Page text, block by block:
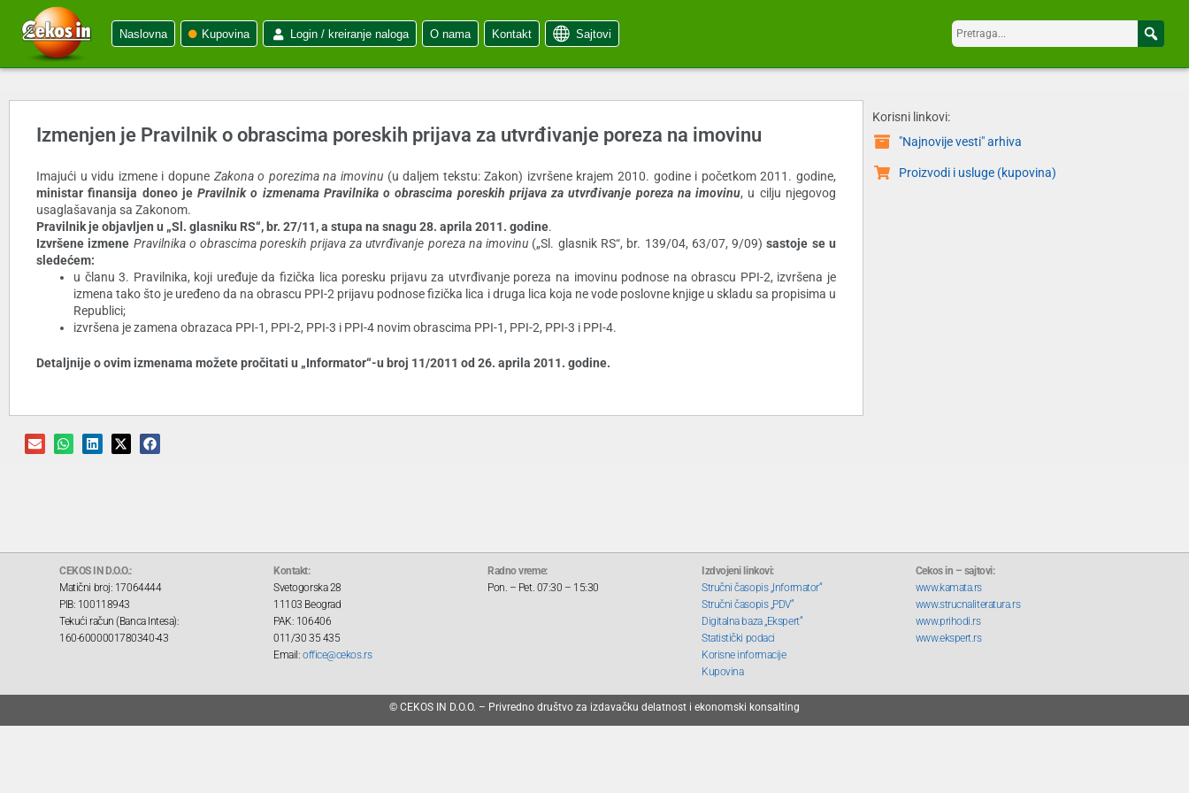
Naslovna Kupovina Login / kreiranje naloga O nama Kontakt Sajtovi
Izmenjen je Pravilnik o obrascima poreskih prijava za utvrđivanje poreza na imovinu
Imajući u vidu izmene i dopune Zakona o porezima na imovinu(u daljem tekstu: Zakon) izvršene krajem 2010. godine i početkom 2011. godine,
ministar finansija doneo jePravilnik o izmenama Pravilnika o obrascima poreskih prijava za utvrđivanje poreza na imovinu, u cilju njegovog
usaglašavanja sa Zakonom.
Pravilnik je objavljen u „Sl. glasniku RS“, br. 27/11, a stupa na snagu 28. aprila 2011. godine.
Izvršene izmene Pravilnika o obrascima poreskih prijava za utvrđivanje poreza na imovinu („Sl. glasnik RS“, br. 139/04, 63/07, 9/09)sastoje se u
sledećem:
u članu 3. Pravilnika, koji uređuje da fizička lica poresku prijavu za utvrđivanje poreza na imovinu podnose na obrascu PPI-2, izvršena je
izmena tako što je uređeno da na obrascu PPI-2 prijavu podnose fizička lica i druga lica koja ne vode poslovne knjige u skladu sa propisima u
Republici;
izvršena je zamena obrazaca PPI-1, PPI-2, PPI-3 i PPI-4 novim obrascima PPI-1, PPI-2, PPI-3 i PPI-4.
Detaljnije o ovim izmenama možete pročitati u „Informator“-u broj 11/2011 od 26. aprila 2011. godine.
Korisni linkovi:
"Najnovije vesti" arhiva
Proizvodi i usluge (kupovina)
CEKOS IN D.O.O.:
Matični broj: 17064444
PIB: 100118943
Tekući račun (Banca Intesa):
160-6000001780340-43
Kontakt:
Svetogorska 28
11103 Beograd
PAK: 106406
011/30 35 435
Email: office@cekos.rs
Radno vreme:
Pon. – Pet. 07:30 – 15:30
Izdvojeni linkovi:
Stručni časopis „Informator“
Stručni časopis „PDV“
Digitalna baza „Ekspert“
Statistički podaci
Korisne informacije
Kupovina
Cekos in – sajtovi:
www.kamata.rs
www.strucnaliteratura.rs
www.prihodi.rs
www.ekspert.rs
© CEKOS IN D.O.O. – Privredno društvo za izdavačku delatnost i ekonomski konsalting